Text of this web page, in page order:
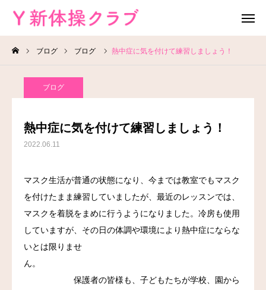
ブログ ブログ 熱中症に気を付けて練習しましょう！
ブログ
熱中症に気を付けて練習しましょう！
2022.06.11
マスク生活が普通の状態になり、今までは教室でもマスク
を付けたまま練習していましたが、最近のレッスンでは、
マスクを着脱をまめに行うようになりました。冷房も使用
していますが、その日の体調や環境により熱中症にならな
いとは限りませ
ん。
保護者の皆様も、子どもたちが学校、園から
無料体験
HOME
教室概要
よくある質問
ブログ